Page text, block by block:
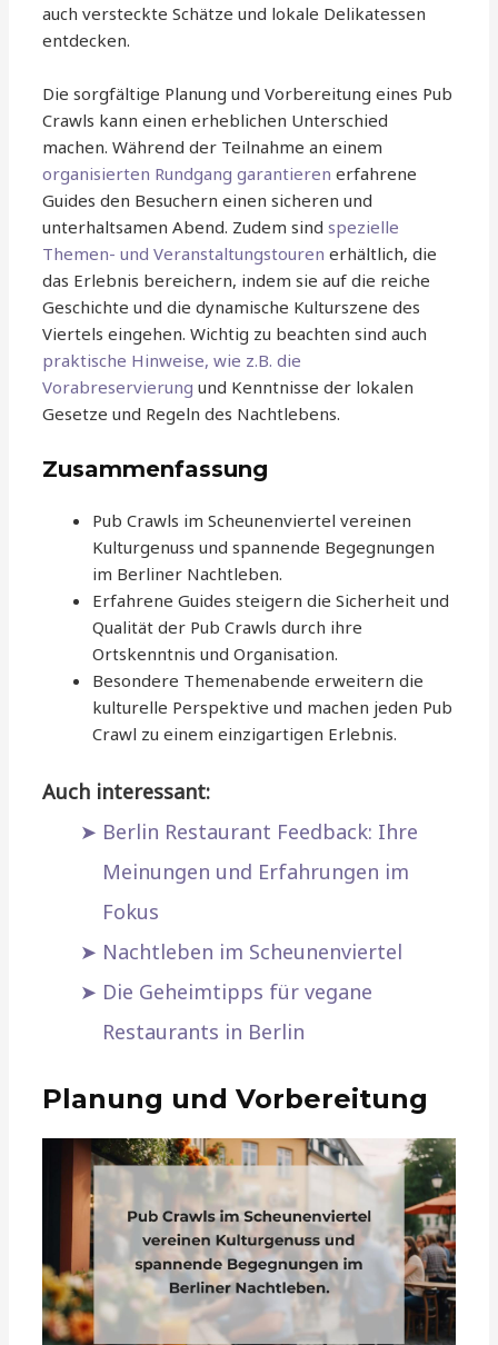
auch versteckte Schätze und lokale Delikatessen
entdecken.
Die sorgfältige Planung und Vorbereitung eines Pub
Crawls kann einen erheblichen Unterschied
machen. Während der Teilnahme an einem
organisierten Rundgang garantieren erfahrene
Guides den Besuchern einen sicheren und
unterhaltsamen Abend. Zudem sindspezielle
Themen- und Veranstaltungstouren erhältlich, die
das Erlebnis bereichern, indem sie auf die reiche
Geschichte und die dynamische Kulturszene des
Viertels eingehen. Wichtig zu beachten sind auch
praktische Hinweise, wie z.B. die
Vorabreservierung und Kenntnisse der lokalen
Gesetze und Regeln des Nachtlebens.
Zusammenfassung
Pub Crawls im Scheunenviertel vereinen
Kulturgenuss und spannende Begegnungen
im Berliner Nachtleben.
Erfahrene Guides steigern die Sicherheit und
Qualität der Pub Crawls durch ihre
Ortskenntnis und Organisation.
Besondere Themenabende erweitern die
kulturelle Perspektive und machen jeden Pub
Crawl zu einem einzigartigen Erlebnis.
Auch interessant:
Berlin Restaurant Feedback: Ihre
Meinungen und Erfahrungen im
Fokus
Nachtleben im Scheunenviertel
Die Geheimtipps für vegane
Restaurants in Berlin
Planung und Vorbereitung